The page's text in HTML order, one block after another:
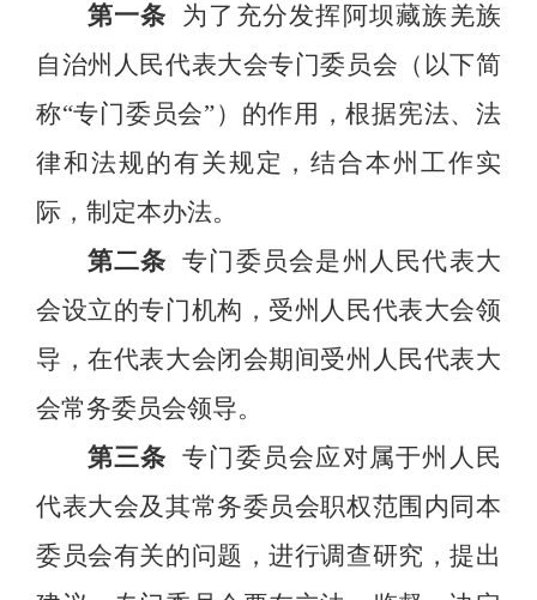
第一条
为了充分发挥阿坝藏族羌族
自治州人民代表大会专门委员会 （以下简
称“专门委员会”） 的作用，根据宪法、法
律和法规的有关规定，结合本州工作实
际，制定本办法。
第二条 专门委员会是州人民代表大
会设立的专门机构，受州人民代表大会领
导，在代表大会闭会期间受州人民代表大
会常务委员会领导。
第三条 专门委员会应对属于州人民
代表大会及其常务委员会职权范围内同本
委员会有关的问题，进行调查研究，提出